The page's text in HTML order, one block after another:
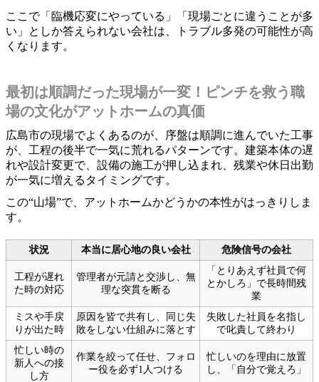
ここで「臨機応変にやっている」「現場ごとに違うことが多
い」としか答えられない会社は、トラブル多発の可能性が高
くなります。
最初は順調だった現場が一変！ピンチを救う職
場の文化がアットホームの真価
広島市の現場でよくあるのが、序盤は順調に進んでいた工事
が、工程の後半で一気に荒れるパターンです。建築本体の遅
れや設計変更で、設備の施工が押し込まれ、残業や休日出勤
が一気に増えるタイミングです。
この“山場”で、アットホームかどうかの本性がはっきりしま
す。
状況 本当に居心地の良い会社 危険信号の会社
工程が遅れ
た時の対応
管理者が元請と交渉し、無
理な突貫を断る
「とりあえず社員で何
とかしろ」で長時間残
業
ミスや手戻
りが出た時
原因を皆で共有し、同じ失
敗をしない仕組みに落とす
失敗した社員を名指し
で叱責して終わり
忙しい時の
新人への接
し方
作業を絞って任せ、フォロ
ー役を必ず1人つける
忙しいのを理由に放置
し、「自分で覚えろ」